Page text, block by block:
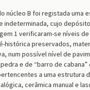
núcleo B foi registada uma
indeterminada, cujo
1 verificaram-se níveis de
histórica preservados,
num possível nível de
e de “barro de cabana”
a uma estrutura
cerâmica manual e